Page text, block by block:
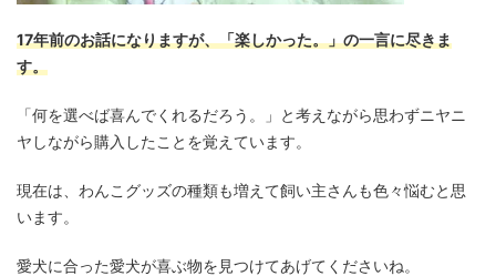
17年前のお話になりますが、「楽しかった。」の一言に尽きま
す。
「何を選べば喜んでくれるだろう。」と考えながら思わずニヤニ
ヤしながら購入したことを覚えています。
現在は、わんこグッズの種類も増えて飼い主さんも色々悩むと思
います。
愛犬に合った愛犬が喜ぶ物を見つけてあげてくださいね。